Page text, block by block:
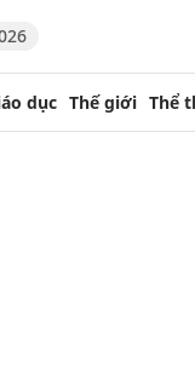
dục Thế giới Thể